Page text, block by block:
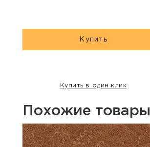
Купить
Купить в один клик
Похожие товары